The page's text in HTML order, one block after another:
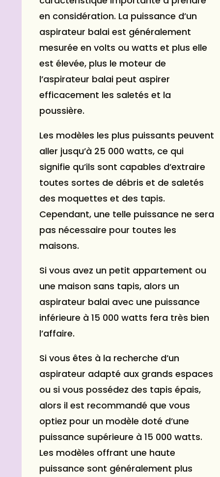
en considération. La puissance d’un
aspirateur balai est généralement
mesurée en volts ou watts et plus elle
est élevée, plus le moteur de
l’aspirateur balai peut aspirer
efficacement les saletés et la
poussière.
Les modèles les plus puissants peuvent
aller jusqu’à 25 000 watts, ce qui
signifie qu’ils sont capables d’extraire
toutes sortes de débris et de saletés
des moquettes et des tapis.
Cependant, une telle puissance ne sera
pas nécessaire pour toutes les
maisons.
Si vous avez un petit appartement ou
une maison sans tapis, alors un
aspirateur balai avec une puissance
inférieure à 15 000 watts fera très bien
l’affaire.
Si vous êtes à la recherche d’un
aspirateur adapté aux grands espaces
ou si vous possédez des tapis épais,
alors il est recommandé que vous
optiez pour un modèle doté d’une
puissance supérieure à 15 000 watts.
Les modèles offrant une haute
puissance sont généralement plus